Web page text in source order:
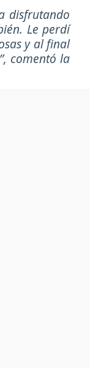
disfrutando
Le perdí
y al final
comentó la